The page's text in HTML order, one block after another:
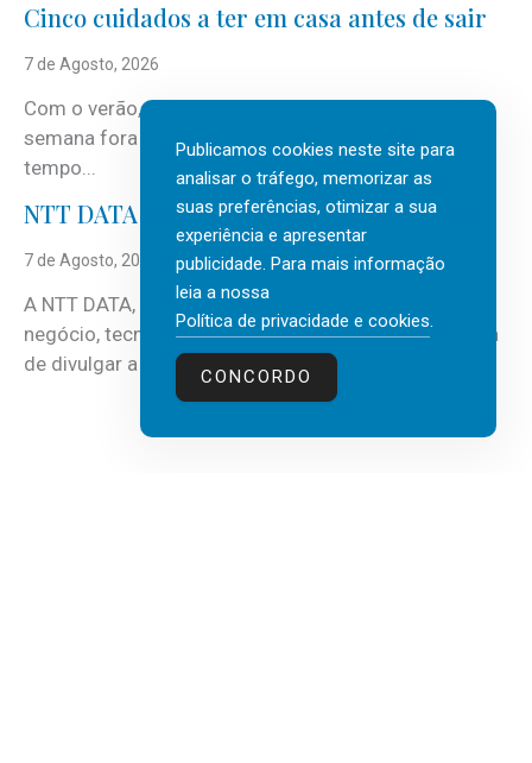
Cinco cuidados a ter em casa antes de sair
7 de Agosto, 2026
Com o verão, chegam também as férias, os fins-de-
semana fora e os dias em que a casa fica mais
tempo...
NTT DATA Insurtech Global Outlook 2026
7 de Agosto, 2026
A NTT DATA, consultora global em serviços de
negócio, tecnologia e inteligência artificial (IA), acaba
de divulgar a mais recente...
Publicamos cookies neste site para
analisar o tráfego, memorizar as
suas preferências, otimizar a sua
experiência e apresentar
publicidade. Para mais informação
leia a nossa
Política de privacidade e cookies.
CONCORDO